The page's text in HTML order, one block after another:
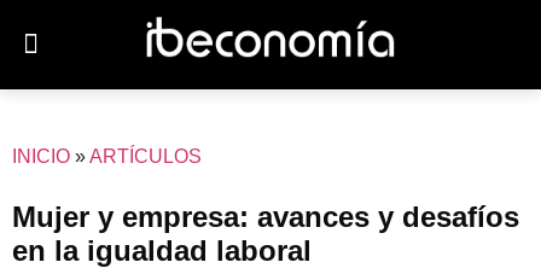
INICIO »ARTÍCULOS
Mujer y empresa: avances y desafíos
en la igualdad laboral